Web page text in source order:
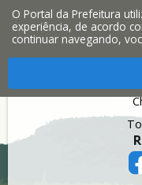
O Portal da Prefeitura
experiência, de acordo
continuar navegando,